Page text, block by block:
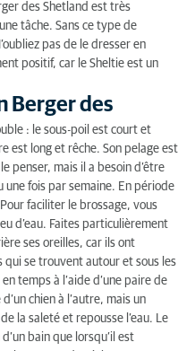
des Shetland est très
tâche. Sans ce type de
pas de le dresser en
positif, car le Sheltie est un
Berger des
: le sous-poil est court et
est long et rêche. Son pelage est
penser, mais il a besoin d’être
une fois par semaine. En période
faciliter le brossage, vous
d’eau. Faites particulièrement
ses oreilles, car ils ont
qui se trouvent autour et sous les
temps à l’aide d’une paire de
chien à l’autre, mais un
la saleté et repousse l’eau. Le
bain que lorsqu’il est